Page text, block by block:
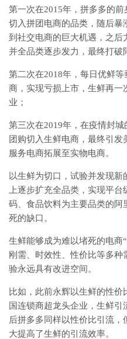
第一次在2015年，拼多多的
切入拼团电商的品类，随后暴
到社交电商的巨大机遇，之后
并全品类逐步发力，最终打破
第二次在2018年，每日优鲜
商，实现亏损上市，生鲜再
业；
第三次在2019年，在疫情封
团购切入生鲜电商，最终引
服务电商拓展至实物电商。
以生鲜为切口，试验并发现
上逐步扩充全品类，实现平
码、食品饮料为主要品类的
死的缺口。
生鲜能够成为难以堵死的电商
刚需、时效性、性价比等多
验永远具有改进空间。
比如，此前永辉以生鲜的性
国连锁商超龙头企业，生鲜
后拼多多同样以性价比引流
大提高了生鲜的引流效率。